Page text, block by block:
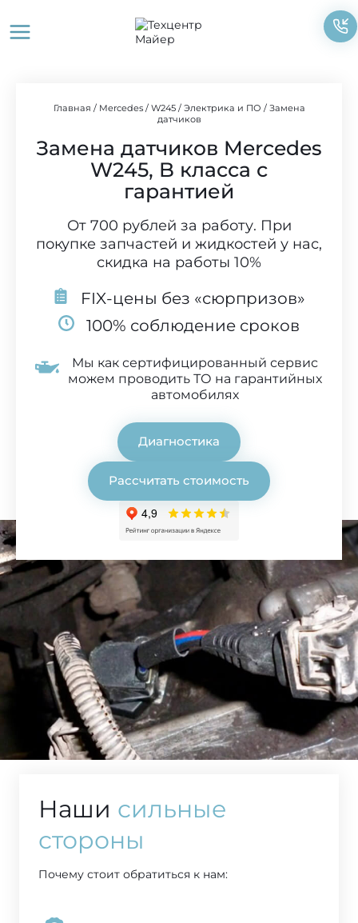
содержимому
Главная / Mercedes/ W245/ Электрика и ПО / Замена
датчиков
Замена датчиков Mercedes
W245, B класса с
гарантией
От 700 рублей за работу. При
покупке запчастей и жидкостей у нас,
скидка на работы 10%
FIX-цены без «сюрпризов»
100% соблюдение сроков
Мы как сертифицированный сервис
можем проводить ТО на гарантийных
автомобилях
Диагностика
Рассчитать стоимость
Наши сильные
стороны
Почему стоит обратиться к нам: